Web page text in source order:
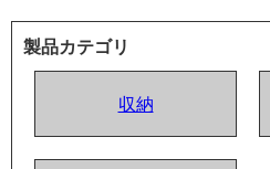
製品カテゴリ
収納